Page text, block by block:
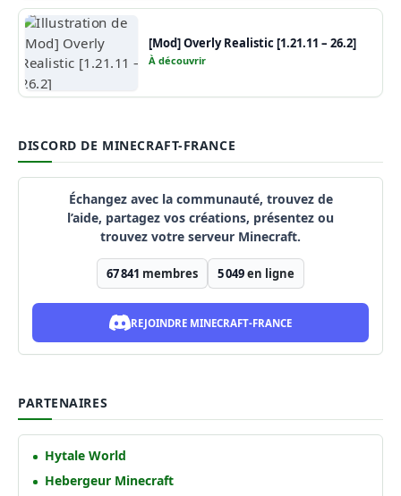
[Mod] Overly Realistic [1.21.11 – 26.2]
À découvrir
DISCORD DE MINECRAFT-FRANCE
Échangez avec la communauté, trouvez de
l’aide, partagez vos créations, présentez ou
trouvez votre serveur Minecraft.
67 841 membres 5 049en ligne
REJOINDRE MINECRAFT-FRANCE
PARTENAIRES
Hytale World
Hebergeur Minecraft